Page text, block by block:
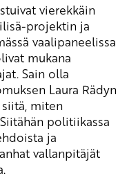
vierekkäin
projektin ja
vaalipaneelissa
mukana
Sain olla
Laura Rädyn
miten
politiikassa
ja
vallanpitäjät